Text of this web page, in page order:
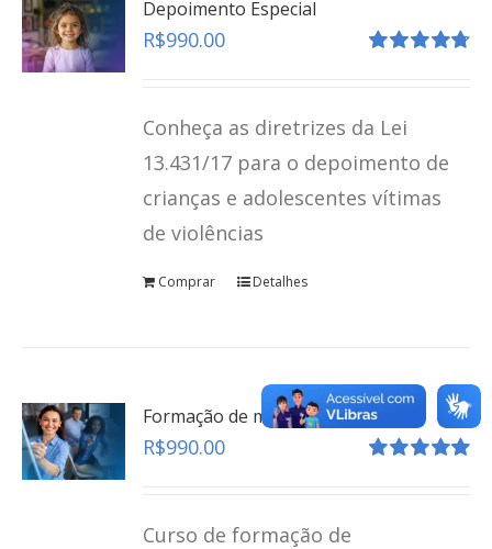
Depoimento Especial
R$990.00
Conheça as diretrizes da Lei
13.431/17 para o depoimento de
crianças e adolescentes vítimas
de violências
Comprar Detalhes
Formação de multiplicadores
R$990.00
Curso de formação de
teste
Click here